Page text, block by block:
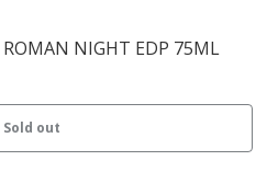
ROMAN NIGHT EDP 75ML
Sold out